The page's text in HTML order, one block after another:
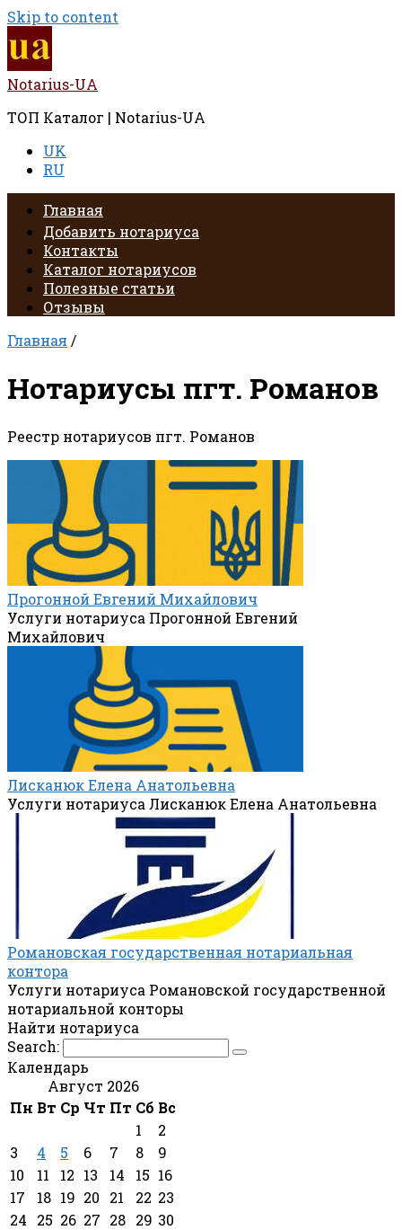
Skip to content
Notarius-UA
ТОП Каталог | Notarius-UA
UK
RU
Главная
Добавить нотариуса
Контакты
Каталог нотариусов
Полезные статьи
Отзывы
Главная /
Нотариусы пгт. Романов
Реестр нотариусов пгт. Романов
Прогонной Евгений Михайлович
Услуги нотариуса Прогонной Евгений
Михайлович
Лисканюк Елена Анатольевна
Услуги нотариуса Лисканюк Елена Анатольевна
Романовская государственная нотариальная
контора
Услуги нотариуса Романовской государственной
нотариальной конторы
Найти нотариуса
Search:
Календарь
Август 2026
Пн Вт Ср Чт Пт Сб Вс
1
2
3
4 5 6 7 8
9
10
11 12 13 14 15 16
17
18 19 20 21 22 23
24
25 26 27 28 29 30